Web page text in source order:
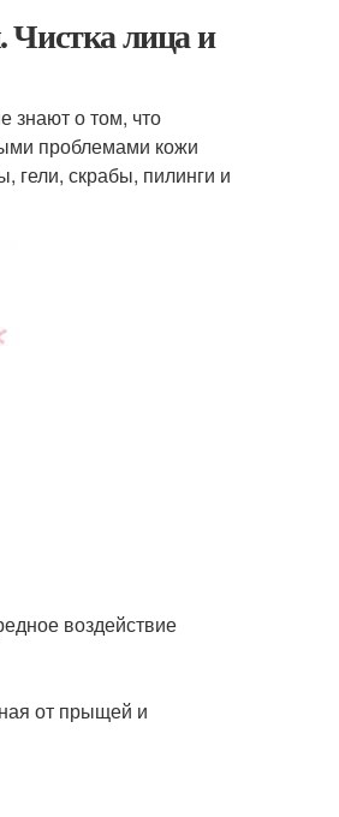
Чистка лица и
знают о том, что
проблемами кожи
гели, скрабы, пилинги и
воздействие
от прыщей и